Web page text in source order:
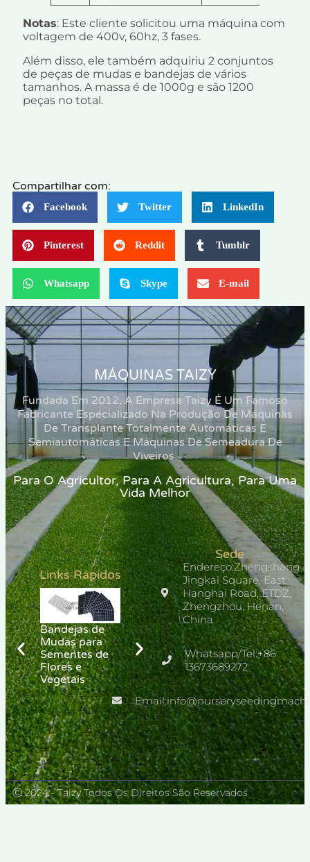
Notas: Este cliente solicitou uma máquina com
voltagem de 400v, 60hz, 3 fases.
Além disso, ele também adquiriu 2 conjuntos
de peças de mudas e bandejas de vários
tamanhos. A massa é de 1000g e são 1200
peças no total.
Compartilhar com:
Facebook Twitter LinkedIn
Pinterest Reddit Tumblr
Whatsapp Skype E-mail
MÁQUINAS TAIZY
Fundada Em 2012, A Empresa Taizy É Um Famoso
Fabricante Especializado Na Produção De Máquinas
De Transplante Totalmente Automáticas E
Semiautomáticas E Máquinas De Semeadura De
Viveiros.
Para O Agricultor, Para A Agricultura, Para Uma
Vida Melhor
Links Rápidos
Bandejas de
Mudas para
Sementes de
Flores e
Vegetais
Máquina de
mudas para
viveiro de
melão
Transplantador
de tabaco
Sede
Endereço:Zhengshang
Jingkai Square, East
Hanghai Road, ETDZ,
Zhengzhou, Henan,
China
Whatsapp/Tel:+86
13673689272
Ⓒ 2024 - Taizy Todos Os Direitos São Reservados